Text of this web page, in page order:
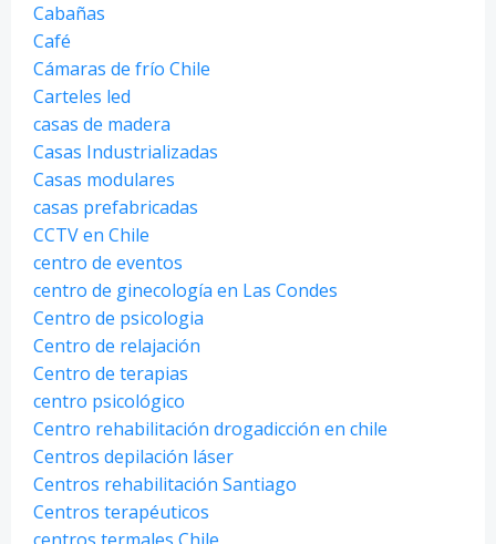
Cabañas
Café
Cámaras de frío Chile
Carteles led
casas de madera
Casas Industrializadas
Casas modulares
casas prefabricadas
CCTV en Chile
centro de eventos
centro de ginecología en Las Condes
Centro de psicologia
Centro de relajación
Centro de terapias
centro psicológico
Centro rehabilitación drogadicción en chile
Centros depilación láser
Centros rehabilitación Santiago
Centros terapéuticos